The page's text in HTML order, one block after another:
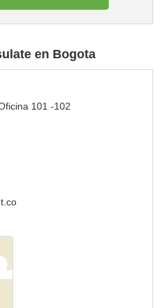
en Bogota
101 -102